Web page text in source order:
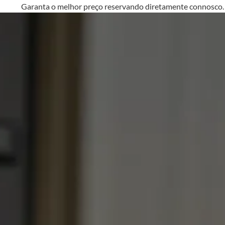
Garanta o melhor preço reservando diretamente